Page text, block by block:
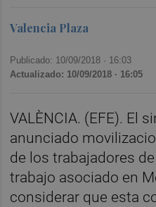
Valencia Plaza
Publicado: 10/09/2018 · 16:03
Actualizado: 10/09/2018 · 16:05
VALÈNCIA. (EFE). El
anunciado
de los trabajadores
trabajo asociado en
considerar que esta